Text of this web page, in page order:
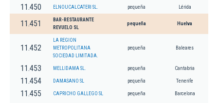
11.450 ELNOUCALCATERI SL. pequeña Lérida
11.451
BAR-RESTAURANTE
REVUELO SL
pequeña Huelva
11.452
LA REGION
METROPOLITANA
SOCIEDAD LIMITADA.
pequeña Baleares
11.453 MELLIDAMA SL. pequeña Cantabria
11.454 DAMASANO SL pequeña Tenerife
11.455 CAPRICHO GALLEGO SL pequeña Barcelona